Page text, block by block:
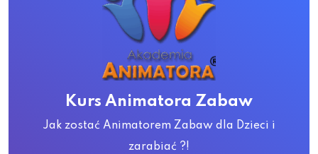
Kurs Animatora Zabaw
Jak zostać Animatorem Zabaw dla Dzieci i
zarabiać ?!